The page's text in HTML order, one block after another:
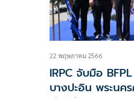
22 พฤษภาคม 2566
IRPC จับมือ
บางปะอิน พระนค